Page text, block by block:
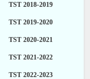
TST 2018-2019
TST 2019-2020
TST 2020-2021
TST 2021-2022
TST 2022-2023